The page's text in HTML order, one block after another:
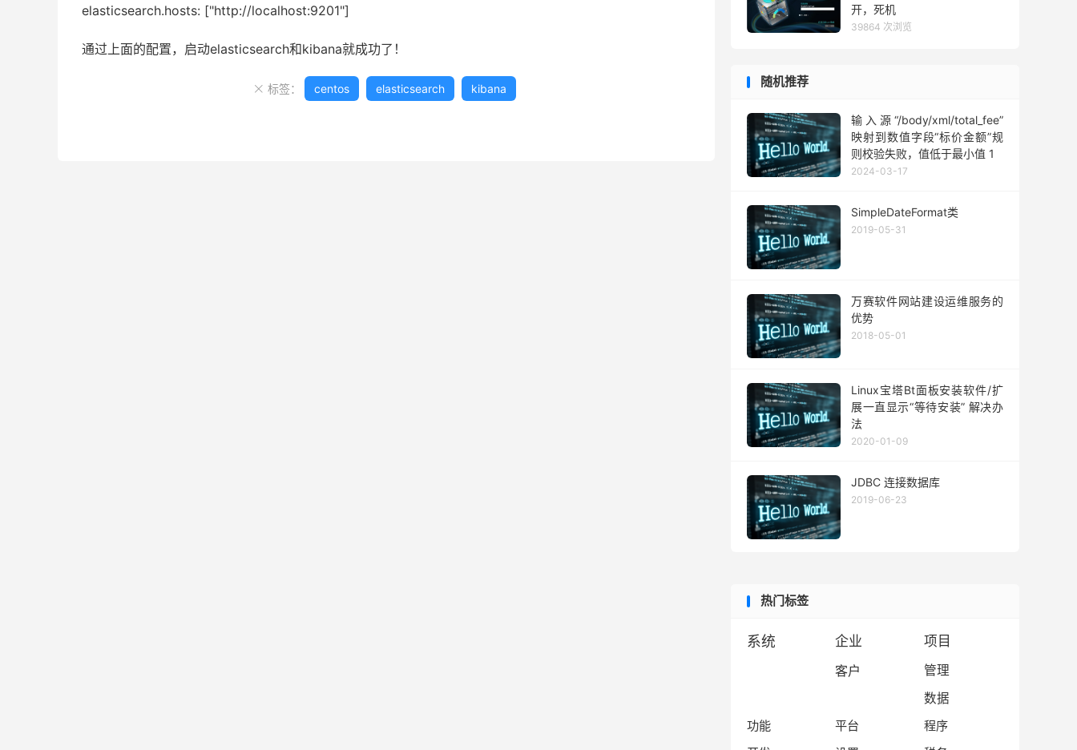
elasticsearch.hosts: ["http://localhost:9201"]
通过上面的配置，启动elasticsearch和kibana就成功了！
 标签： centos elasticsearch kibana
开，死机
39864 次浏览
随机推荐
输入源“/body/xml/total_fee”
映射到数值字段“标价金额”规
则校验失败，值低于最小值 1
2024-03-17
SimpleDateFormat类
2019-05-31
万赛软件网站建设运维服务的
优势
2018-05-01
Linux宝塔Bt面板安装软件/扩
展一直显示“等待安装” 解决办
法
2020-01-09
JDBC 连接数据库
2019-06-23
热门标签
系统 企业
项目
客户
管理
数据
功能
平台
程序